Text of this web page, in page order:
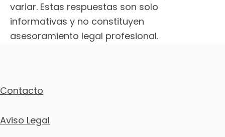
variar. Estas respuestas son solo
informativas y no constituyen
asesoramiento legal profesional.
Contacto
Aviso Legal